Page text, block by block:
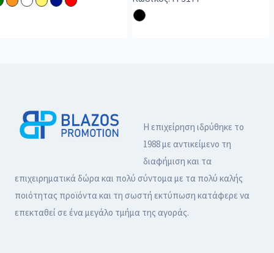
Η επιχείρηση ιδρύθηκε το
1988 με αντικείμενο τη
διαφήμιση και τα
επιχειρηματικά δώρα και πολύ σύντομα με τα πολύ καλής
ποιότητας προϊόντα και τη σωστή εκτύπωση κατάφερε να
επεκταθεί σε ένα μεγάλο τμήμα της αγοράς.